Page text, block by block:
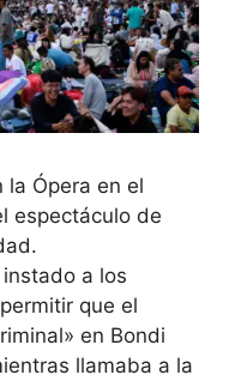
la Ópera en el
espectáculo de
a los
que el
en Bondi
llamaba a la